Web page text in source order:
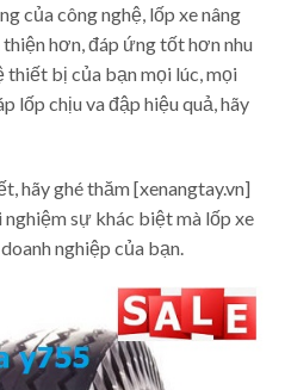
của công nghệ, lốp xe nâng
thiện hơn, đáp ứng tốt hơn nhu
bị của bạn mọi lúc, mọi
lốp chịu va đập hiệu quả, hãy
hãy ghé thăm [xenangtay.vn]
sự khác biệt mà lốp xe
nghiệp của bạn.